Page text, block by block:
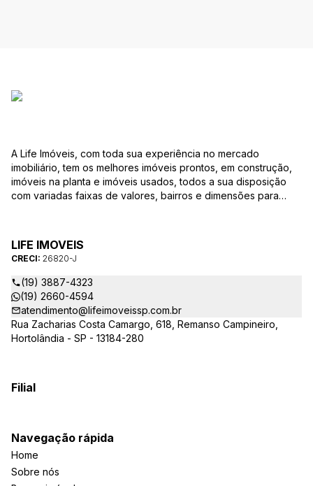
A Life Imóveis, com toda sua experiência no mercado
imobiliário, tem os melhores imóveis prontos, em construção,
imóveis na planta e imóveis usados, todos a sua disposição
com variadas faixas de valores, bairros e dimensões para
as suas dúvidas sobre casas, apartamentos, terrenos, salas
comerciais e outros produtos imobiliários.
LIFE IMOVEIS
CRECI: 26820-J
(19) 3887-4323
(19) 2660-4594
atendimento@lifeimoveissp.com.br
Rua Zacharias Costa Camargo, 618, Remanso Campineiro,
Hortolândia - SP - 13184-280
Filial
Navegação rápida
Home
Sobre nós